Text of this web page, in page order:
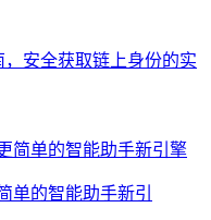
安全获取链上身份的实
单的智能助手新引